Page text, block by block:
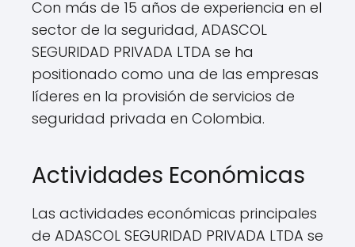
Con más de 15 años de experiencia en el
sector de la seguridad, ADASCOL
SEGURIDAD PRIVADA LTDA se ha
positionado como una de las empresas
líderes en la provisión de servicios de
seguridad privada en Colombia.
Actividades Económicas
Las actividades económicas principales
de ADASCOL SEGURIDAD PRIVADA LTDA se